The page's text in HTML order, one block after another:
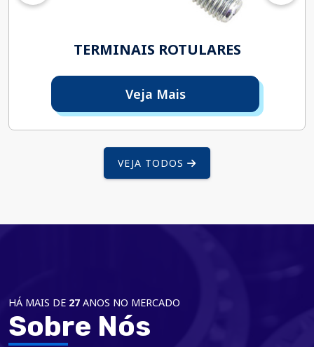
TERMINAIS ROTULARES
Veja Mais
VEJA TODOS
HÁ MAIS DE 27 ANOS NO MERCADO
Sobre Nós